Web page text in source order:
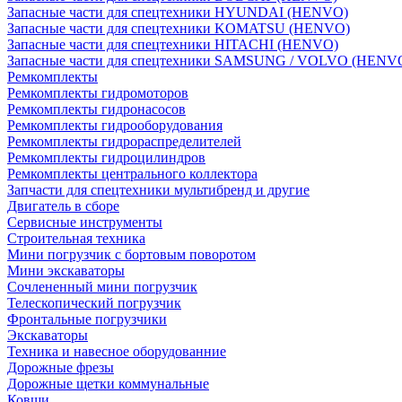
Запасные части для спецтехники HYUNDAI (HENVO)
Запасные части для спецтехники KOMATSU (HENVO)
Запасные части для спецтехники HITACHI (HENVO)
Запасные части для спецтехники SAMSUNG / VOLVO
Ремкомплекты
Ремкомплекты гидромоторов
Ремкомплекты гидронасосов
Ремкомплекты гидрооборудования
Ремкомплекты гидрораспределителей
Ремкомплекты гидроцилиндров
Ремкомплекты центрального коллектора
Запчасти для спецтехники мультибренд и другие
Двигатель в сборе
Сервисные инструменты
Строительная техника
Мини погрузчик с бортовым поворотом
Мини экскаваторы
Сочлененный мини погрузчик
Телескопический погрузчик
Фронтальные погрузчики
Экскаваторы
Техника и навесное оборудованние
Дорожные фрезы
Дорожные щетки коммунальные